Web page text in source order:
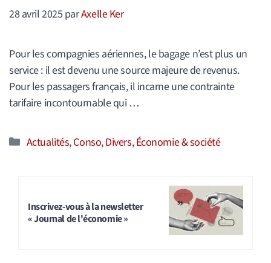
28 avril 2025 parAxelle Ker
Pour les compagnies aériennes, le bagage n’est plus un
service : il est devenu une source majeure de revenus.
Pour les passagers français, il incarne une contrainte
tarifaire incontournable qui …
Catégories
Actualités,Conso,Divers,Économie & société
Inscrivez-vous à la newsletter
« Journal de l'économie »